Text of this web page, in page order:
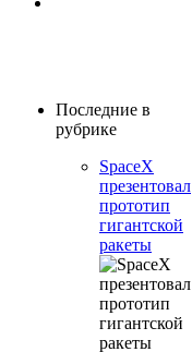
Последние в
рубрике
SpaceX
презентовал
прототип
гигантской
ракеты